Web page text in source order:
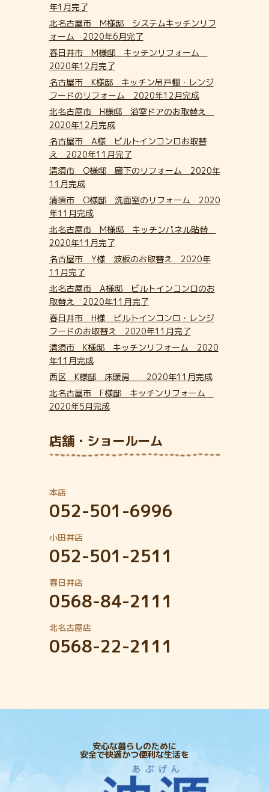
年1月完了
北名古屋市 M様邸 システムキッチンリフ
ォーム 2020年6月完了
春日井市 M様邸 キッチンリフォーム
2020年12月完了
名古屋市 K様邸 キッチン吊戸棚・レンジ
フードのリフォーム 2020年12月完成
北名古屋市 H様邸 浴室ドアのお取替え
2020年12月完成
名古屋市 A様 ビルトインコンロお取替
え 2020年11月完了
清須市 O様邸 廊下のリフォーム 2020年
11月完成
清須市 O様邸 洗面室のリフォーム 2020
年11月完成
北名古屋市 M様邸 キッチンパネル貼替
2020年11月完了
名古屋市 Y様 波板のお取替え 2020年
11月完了
北名古屋市 A様邸 ビルトインコンロのお
取替え 2020年11月完了
春日井市 H様 ビルトインコンロ・レンジ
フードのお取替え 2020年11月完了
清須市 K様邸 キッチンリフォーム 2020
年11月完成
西区 K様邸 床暖房 2020年11月完成
北名古屋市 F様邸 キッチンリフォーム
2020年5月完成
店舗・ショールーム
本店
052-501-6996
小田井店
052-501-2511
春日井店
0568-84-2111
北名古屋店
0568-22-2111
安心な暮らしのために
安全で快適かつ便利な生活を